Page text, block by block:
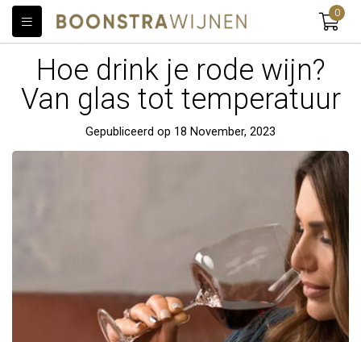
0
Hoe drink je rode wijn?
Van glas tot temperatuur
Gepubliceerd op 18 November, 2023